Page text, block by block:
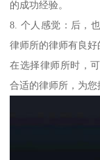
的成功经验。
8. 个人感觉：后，
律师所的律师有良好
在选择律师所时，
合适的律师所，为您